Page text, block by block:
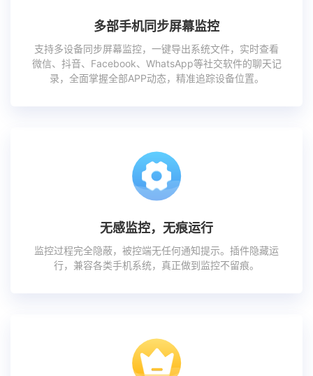
多部手机同步屏幕监控
支持多设备同步屏幕监控，一键导出系统文件，实时查看
微信、抖音、Facebook、WhatsApp等社交软件的聊天记
录，全面掌握全部APP动态，精准追踪设备位置。
无感监控，无痕运行
监控过程完全隐蔽，被控端无任何通知提示。插件隐藏运
行，兼容各类手机系统，真正做到监控不留痕。